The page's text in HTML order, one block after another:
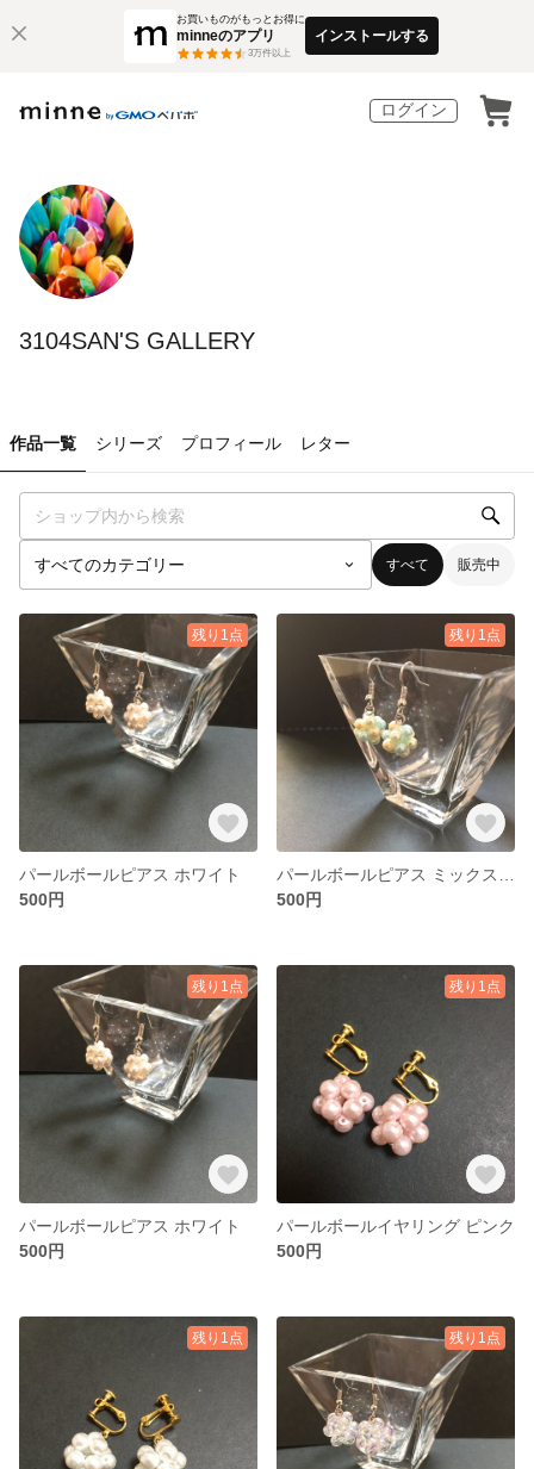
お買いものがもっとお得に
minneのアプリ
3万件以上
インストールする
ログイン
3104SAN'S GALLERY
作品一覧 シリーズ プロフィール レター
すべて 販売中
残り1点
パールボールピアス ホワイト
500円
残り1点
500円
残り1点
パールボールピアス ホワイト
500円
残り1点
パールボールイヤリング ピンク
500円
残り1点 残り1点